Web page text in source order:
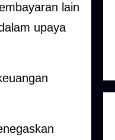
lain
upaya